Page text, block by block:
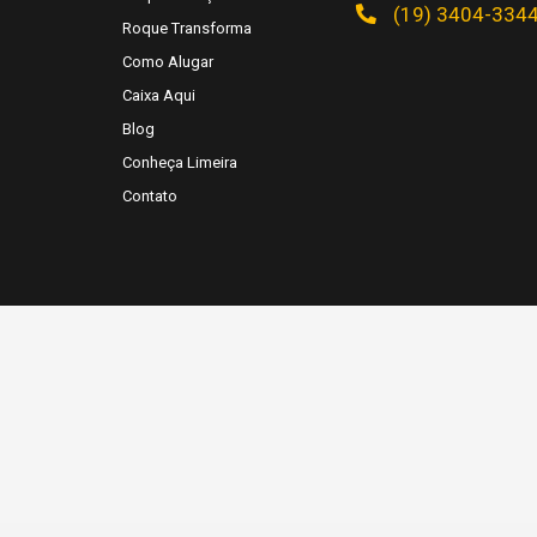
Roque Transforma
Como Alugar
Caixa Aqui
Blog
Conheça Limeira
Contato
(19) 3404-